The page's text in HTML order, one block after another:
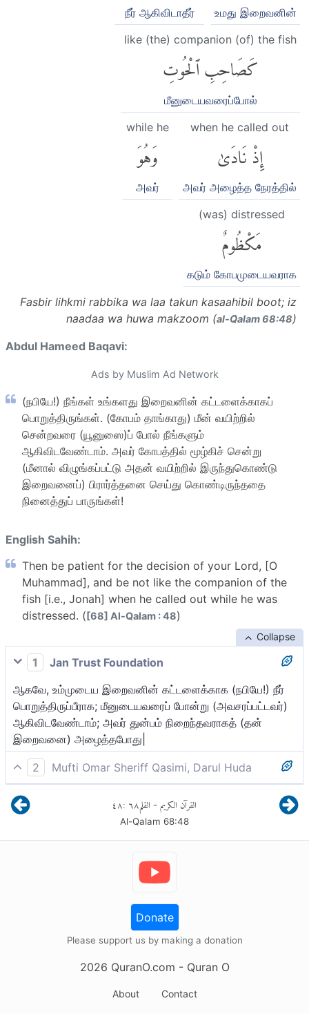
உமது இறைவனின்
நீர் ஆகிவிடாதீர்
like (the) companion (of) the fish
كَصَاحِبِ ٱلْحُوتِ
மீனுடையவரைப்போல்
when he called out
إِذْ نَادَىٰ
அவர் அழைத்த நேரத்தில்
while he
وَهُوَ
அவர்
(was) distressed
مَكْظُومٌ
கடும் கோபமுடையவராக
Fasbir lihkmi rabbika wa laa takun kasaahibil boot; iz
naadaa wa huwa makzoom (al-Q̈alam 68:48)
Abdul Hameed Baqavi:
Ads by Muslim Ad Network
(நபியே!) நீங்கள் உங்களது இறைவனின் கட்டளைக்காகப்
பொறுத்திருங்கள். (கோபம் தாங்காது) மீன் வயிற்றில்
சென்றவரை (யூனுஸை)ப் போல் நீங்களும்
ஆகிவிடவேண்டாம். அவர் கோபத்தில் மூழ்கிச் சென்று
(மீனால் விழுங்கப்பட்டு அதன் வயிற்றில் இருந்துகொண்டு
இறைவனைப்) பிரார்த்தனை செய்து கொண்டிருந்ததை
நினைத்துப் பாருங்கள்!
English Sahih:
Then be patient for the decision of your Lord, [O
Muhammad], and be not like the companion of the
fish [i.e., Jonah] when he called out while he was
distressed. ([68] Al-Qalam : 48)
Collapse
1
Jan Trust Foundation
ஆகவே, உம்முடைய இறைவனின் கட்டளைக்காக (நபியே!) நீர்
பொறுத்திருப்பீராக; மீனுடையவரைப் போன்று (அவசரப்பட்டவர்)
ஆகிவிடவேண்டாம்; அவர் துன்பம் நிறைந்தவராகத் (தன்
இறைவனை) அழைத்தபோது|
2
Mufti Omar Sheriff Qasimi, Darul Huda
(நபியே!) உமது இறைவனின் தீர்ப்பிற்காக நீர் பொறுமை
காப்பீராக! மீனுடையவரைப் போல் (அவர் தனது மக்கள் மீது
கோபப்பட்டது போல்) நீர் ஆகிவிடாதீர், அவர் (தனது மக்களை)
அழைத்த நேரத்தில், அவர் கடும் கோபமுடையவராக இருந்தார்.
القرآن الكريم - القلم٦٨:٤٨
Al-Qalam 68:48
Donate
Please support us by making a donation
2026 QuranO.com - Quran O
About Contact